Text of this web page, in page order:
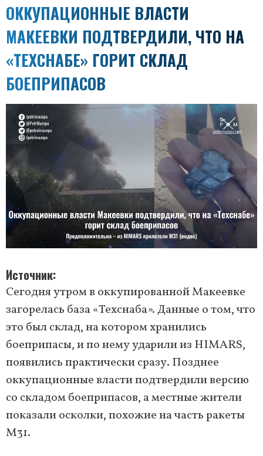
ОККУПАЦИОННЫЕ ВЛАСТИ
МАКЕЕВКИ ПОДТВЕРДИЛИ, ЧТО НА
«ТЕХСНАБЕ» ГОРИТ СКЛАД
БОЕПРИПАСОВ
Источник
Сегодня утром в оккупированной Макеевке
загорелась база «Техснаба». Данные о том, что
это был склад, на котором хранились
боеприпасы, и по нему ударили из HIMARS,
появились практически сразу. Позднее
оккупационные власти подтвердили версию
со складом боеприпасов, а местные жители
показали осколки, похожие на часть ракеты
M31.